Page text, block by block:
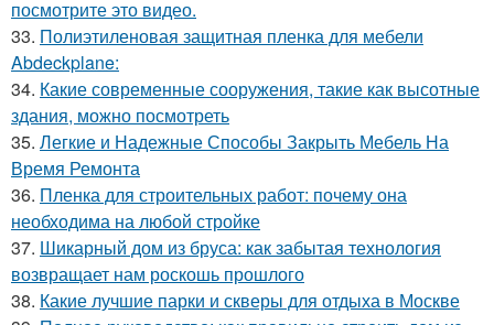
посмотрите это видео.
33. Полиэтиленовая защитная пленка для мебели
Abdeckplane:
34. Какие современные сооружения, такие как высотные
здания, можно посмотреть
35. Легкие и Надежные Способы Закрыть Мебель На
Время Ремонта
36. Пленка для строительных работ: почему она
необходима на любой стройке
37. Шикарный дом из бруса: как забытая технология
возвращает нам роскошь прошлого
38. Какие лучшие парки и скверы для отдыха в Москве